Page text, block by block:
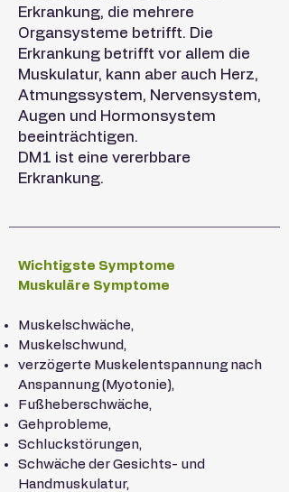
Erkrankung, die mehrere
Organsysteme betrifft. Die
Erkrankung betrifft vor allem die
Muskulatur, kann aber auch Herz,
Atmungssystem, Nervensystem,
Augen und Hormonsystem
beeinträchtigen.
DM1 ist eine vererbbare
Erkrankung.
Wichtigste Symptome
Muskuläre Symptome
Muskelschwäche,
Muskelschwund,
verzögerte Muskelentspannung nach
Anspannung (Myotonie),
Fußheberschwäche,
Gehprobleme,
Schluckstörungen,
Schwäche der Gesichts- und
Handmuskulatur,